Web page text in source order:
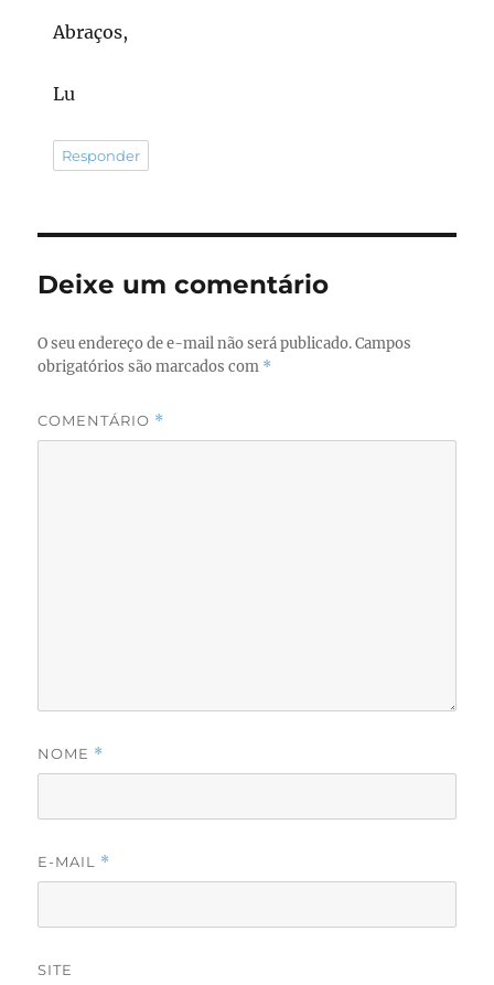
Abraços,
Lu
Responder
Deixe um comentário
O seu endereço de e-mail não será publicado. Campos
obrigatórios são marcados com *
COMENTÁRIO *
NOME *
E-MAIL *
SITE